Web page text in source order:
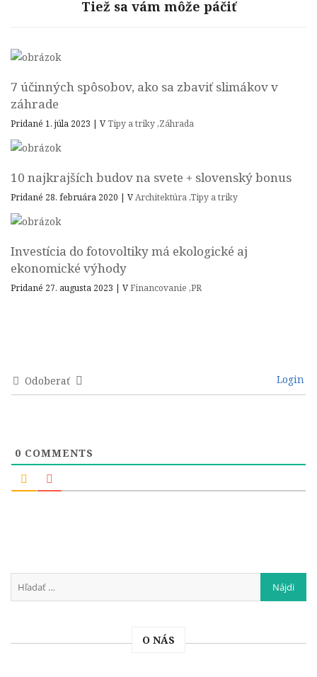
Tiež sa vám môže páčiť
7 účinných spôsobov, ako sa zbaviť slimákov v
záhrade
Pridané 1. júla 2023 | VTipy a triky ,Záhrada
10 najkrajších budov na svete + slovenský bonus
Pridané 28. februára 2020 | VArchitektúra ,Tipy a triky
Investícia do fotovoltiky má ekologické aj
ekonomické výhody
Pridané 27. augusta 2023 | VFinancovanie ,PR
Odoberať Login
0 COMMENTS
O NÁS